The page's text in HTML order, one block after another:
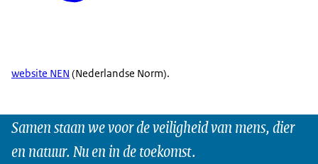
website NEN (Nederlandse Norm).
Samen staan we voor de veiligheid van mens, dier
en natuur. Nu en in de toekomst.